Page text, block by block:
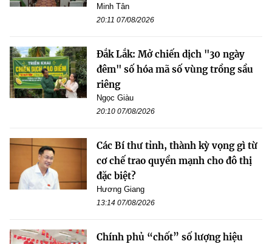
Minh Tân
20:11 07/08/2026
Đắk Lắk: Mở chiến dịch "30 ngày
đêm" số hóa mã số vùng trồng sầu
riêng
Ngọc Giàu
20:10 07/08/2026
Các Bí thư tỉnh, thành kỳ vọng gì từ
cơ chế trao quyền mạnh cho đô thị
đặc biệt?
Hương Giang
13:14 07/08/2026
Chính phủ “chốt” số lượng hiệu